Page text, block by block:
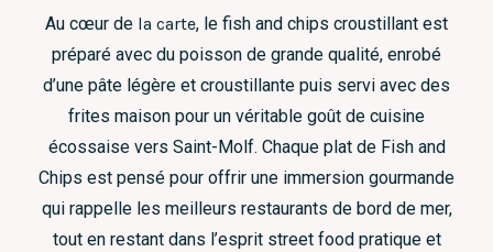
Au cœur de la carte, le fish and chips croustillant est
préparé avec du poisson de grande qualité, enrobé
d’une pâte légère et croustillante puis servi avec des
frites maison pour un véritable goût de cuisine
écossaise vers Saint-Molf. Chaque plat de Fish and
Chips est pensé pour offrir une immersion gourmande
qui rappelle les meilleurs restaurants de bord de mer,
tout en restant dans l’esprit street food pratique et